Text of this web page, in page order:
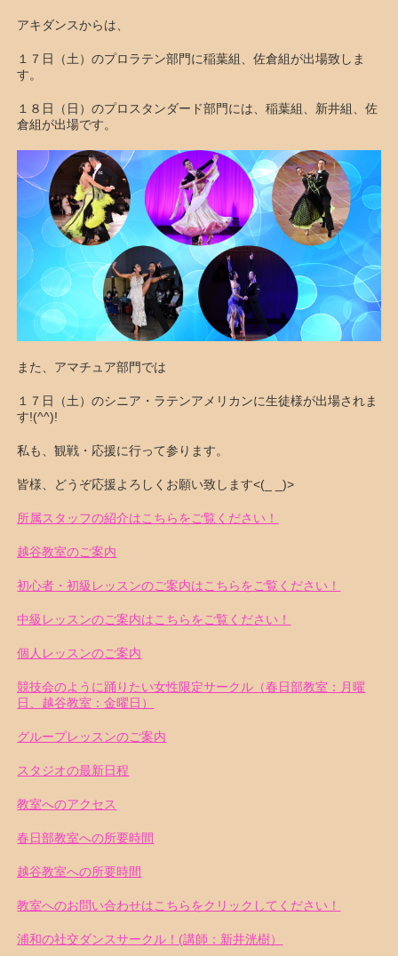
アキダンスからは、
１７日（土）のプロラテン部門に稲葉組、佐倉組が出場致しま
す。
１８日（日）のプロスタンダード部門には、稲葉組、新井組、佐
倉組が出場です。
また、アマチュア部門では
１７日（土）のシニア・ラテンアメリカンに生徒様が出場されま
す!(^^)!
私も、観戦・応援に行って参ります。
皆様、どうぞ応援よろしくお願い致します<(_ _)>
所属スタッフの紹介はこちらをご覧ください！
越谷教室のご案内
初心者・初級レッスンのご案内はこちらをご覧ください！
中級レッスンのご案内はこちらをご覧ください！
個人レッスンのご案内
競技会のように踊りたい女性限定サークル（春日部教室：月曜
日、越谷教室：金曜日）
グループレッスンのご案内
スタジオの最新日程
教室へのアクセス
春日部教室への所要時間
越谷教室への所要時間
教室へのお問い合わせはこちらをクリックしてください！
浦和の社交ダンスサークル！(講師：新井洸樹）